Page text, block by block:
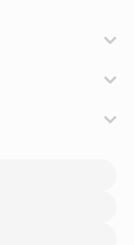
principalmente em
melhorando o
sabonete líquido
abundante.